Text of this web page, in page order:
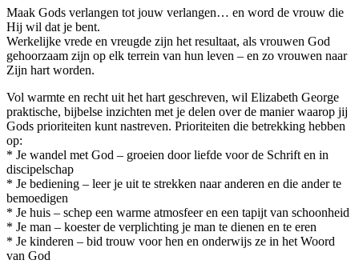
Maak Gods verlangen tot jouw verlangen… en word de vrouw die
Hij wil dat je bent.
Werkelijke vrede en vreugde zijn het resultaat, als vrouwen God
gehoorzaam zijn op elk terrein van hun leven – en zo vrouwen naar
Zijn hart worden.
Vol warmte en recht uit het hart geschreven, wil Elizabeth George
praktische, bijbelse inzichten met je delen over de manier waarop jij
Gods prioriteiten kunt nastreven. Prioriteiten die betrekking hebben
op:
* Je wandel met God – groeien door liefde voor de Schrift en in
discipelschap
* Je bediening – leer je uit te strekken naar anderen en die ander te
bemoedigen
* Je huis – schep een warme atmosfeer en een tapijt van schoonheid
* Je man – koester de verplichting je man te dienen en te eren
* Je kinderen – bid trouw voor hen en onderwijs ze in het Woord
van God